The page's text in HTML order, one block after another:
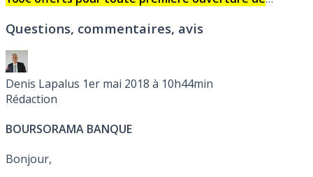
Premier gratuite sans limitation de durée, sous
Questions, commentaires, avis
Denis Lapalus 1er mai 2018 à 10h44min
Rédaction
BOURSORAMA BANQUE
Bonjour,